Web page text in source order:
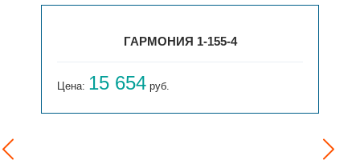
ГАРМОНИЯ 1-155-4
Цена: 15 654 руб.